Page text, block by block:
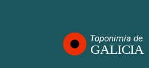
principal